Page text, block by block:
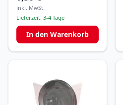
inkl. MwSt.
Lieferzeit: 3-4 Tage
In den Warenkorb